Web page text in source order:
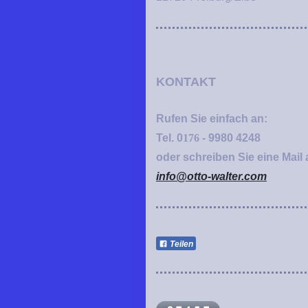
KONTAKT
Rufen Sie einfach an:
Tel. 0176 - 9980 4248
oder schreiben Sie eine Mail
info@otto-walter.com
Teilen